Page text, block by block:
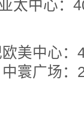
太中心：
美中心
寰广场：